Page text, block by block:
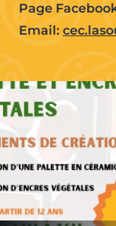
Page
Email: